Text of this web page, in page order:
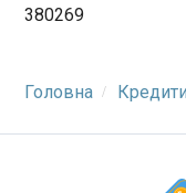
380269
Головна